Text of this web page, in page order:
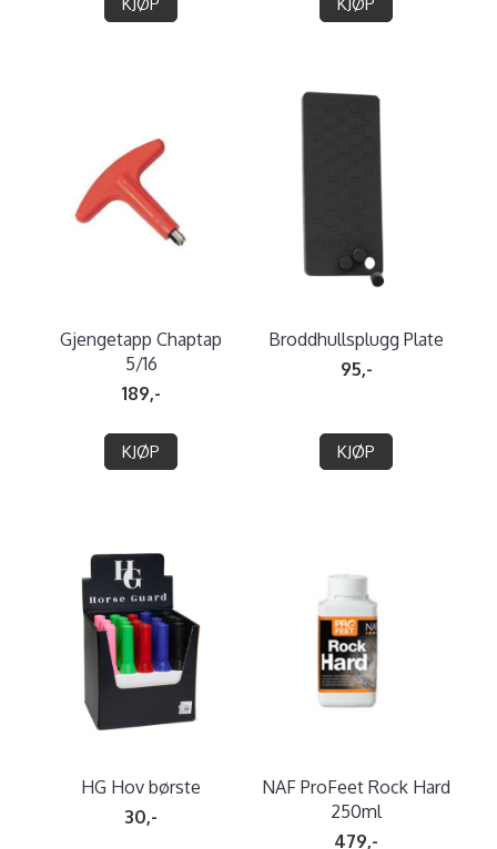
Gjengetapp Chaptap
5/16
189,-
KJØP
Broddhullsplugg Plate
95,-
KJØP
HG Hov børste
30,-
NAF ProFeet Rock Hard
250ml
479,-